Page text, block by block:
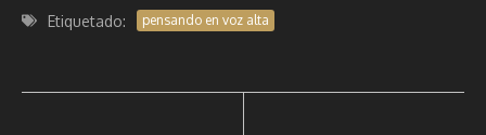
Etiquetado: pensando en voz alta